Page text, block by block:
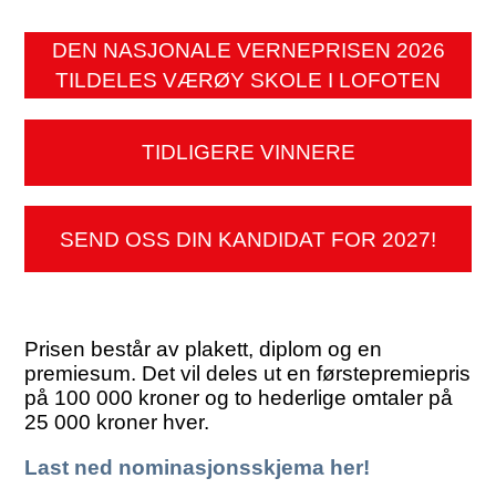
DEN NASJONALE VERNEPRISEN 2026
TILDELES VÆRØY SKOLE I LOFOTEN
TIDLIGERE VINNERE
SEND OSS DIN KANDIDAT FOR 2027!
Prisen består av plakett, diplom og en
premiesum. Det vil deles ut en førstepremiepris
på 100 000 kroner og to hederlige omtaler på
25 000 kroner hver.
Last ned nominasjonsskjema her!